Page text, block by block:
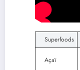
Superfoods
Açaï